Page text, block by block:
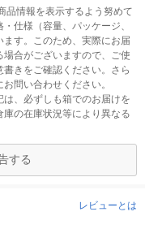
品情報を表示するよう努めて
仕様（容量、パッケージ、
す。このため、実際にお届
合がございますので、ご使
きをご確認ください。さら
問い合わせください。
、必ずしも箱でのお届けを
の在庫状況等により異なる
する
レビューとは